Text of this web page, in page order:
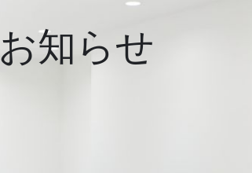
お知らせ